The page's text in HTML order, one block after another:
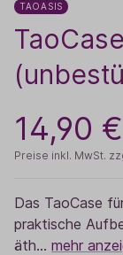
TAOASIS
14,90 €
Preise inkl. MwSt.
Das TaoCase
praktische
äth… mehr